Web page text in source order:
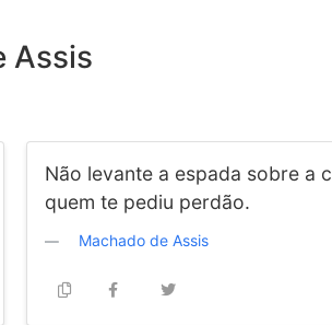
Assis
Não levante a espada sobre a
quem te pediu perdão.
Machado de Assis